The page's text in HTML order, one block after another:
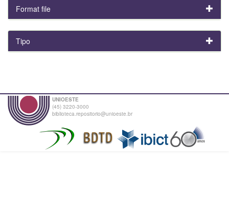
Format file
Tipo
UNIOESTE
(45) 3220-3000
biblioteca.repositorio@unioeste.br